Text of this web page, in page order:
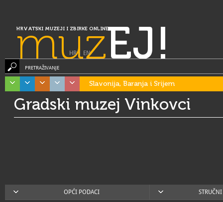
HRVATSKI MUZEJI I ZBIRKE ONLINE
muzEJ!
HR| EN
PRETRAŽIVANJE
Slavonija, Baranja i Srijem
Gradski muzej Vinkovci
OPĆI PODACI